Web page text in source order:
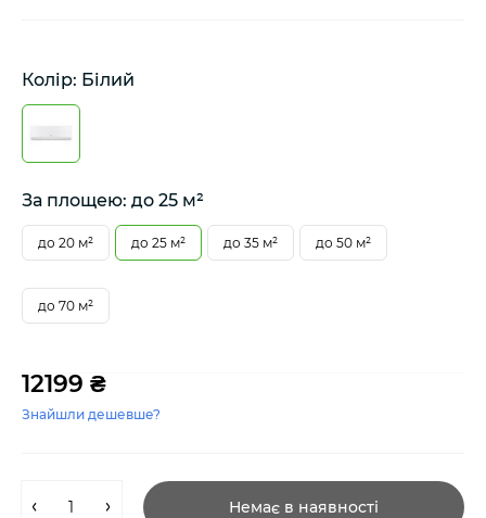
Колір: Білий
За площею: до 25 м²
до 20 м² до 25 м² до 35 м² до 50 м²
до 70 м²
12199 ₴
Знайшли дешевше?
Немає в наявності